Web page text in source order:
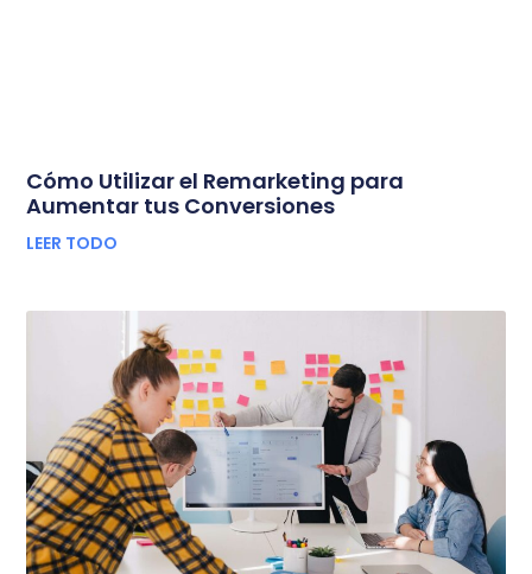
Cómo Utilizar el Remarketing para
Aumentar tus Conversiones
LEER TODO